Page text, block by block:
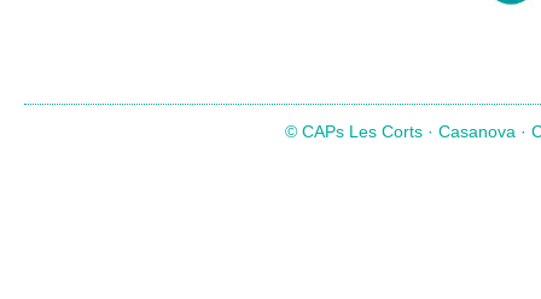
© CAPs Les Corts · Casanova ·